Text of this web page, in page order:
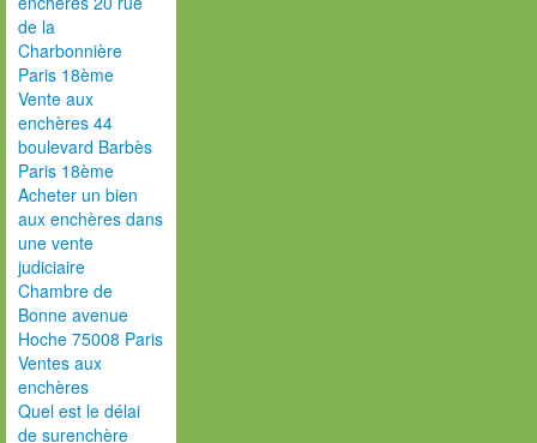
de la
Charbonnière
Paris 18ème
Vente aux
enchères 44
boulevard Barbès
Paris 18ème
Acheter un bien
aux enchères dans
une vente
judiciaire
Chambre de
Bonne avenue
Hoche 75008 Paris
Ventes aux
enchères
Quel est le délai
de surenchère